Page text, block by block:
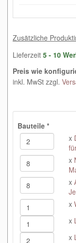
Zusätzliche
Lieferzeit 5 - 10
Preis wie
inkl. MwSt zzgl.
Bauteile *
x
x
x
x
x
x